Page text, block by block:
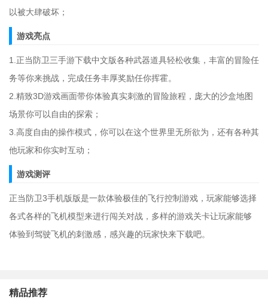
以被大肆破坏；
游戏亮点
1.正当防卫三手游下载中文版各种武器道具轻松收集，丰富的冒险任
务等你来挑战，完成任务丰厚奖励任你挥霍。
2.精致3D游戏画面带你体验真实刺激的冒险旅程，庞大的沙盒地图
场景你可以自由的探索；
3.高度自由的操作模式，你可以在这个世界里无所欲为，还有各种其
他玩家和你实时互动；
游戏测评
正当防卫3手机版版是一款体验极佳的飞行控制游戏，玩家能够选择
各式各样的飞机模型来进行闯关对战，多样的游戏关卡让玩家能够
体验到驾驶飞机的刺激感，感兴趣的玩家快来下载吧。
精品推荐